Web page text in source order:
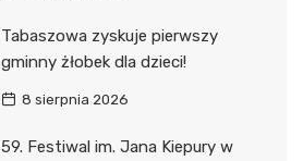
Tabaszowa zyskuje pierwszy
gminny żłobek dla dzieci!
8 sierpnia 2026
59. Festiwal im. Jana Kiepury w